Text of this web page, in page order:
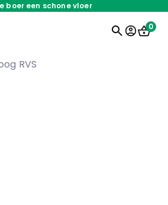
boer een schone vloer
0
RVS